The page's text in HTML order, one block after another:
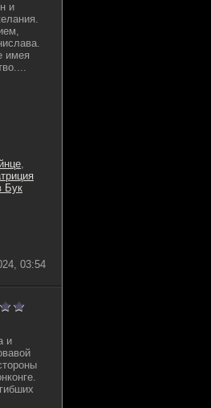
и
имея
,
Бук
03:54
и